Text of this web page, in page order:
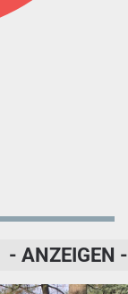
- ANZEIGEN -